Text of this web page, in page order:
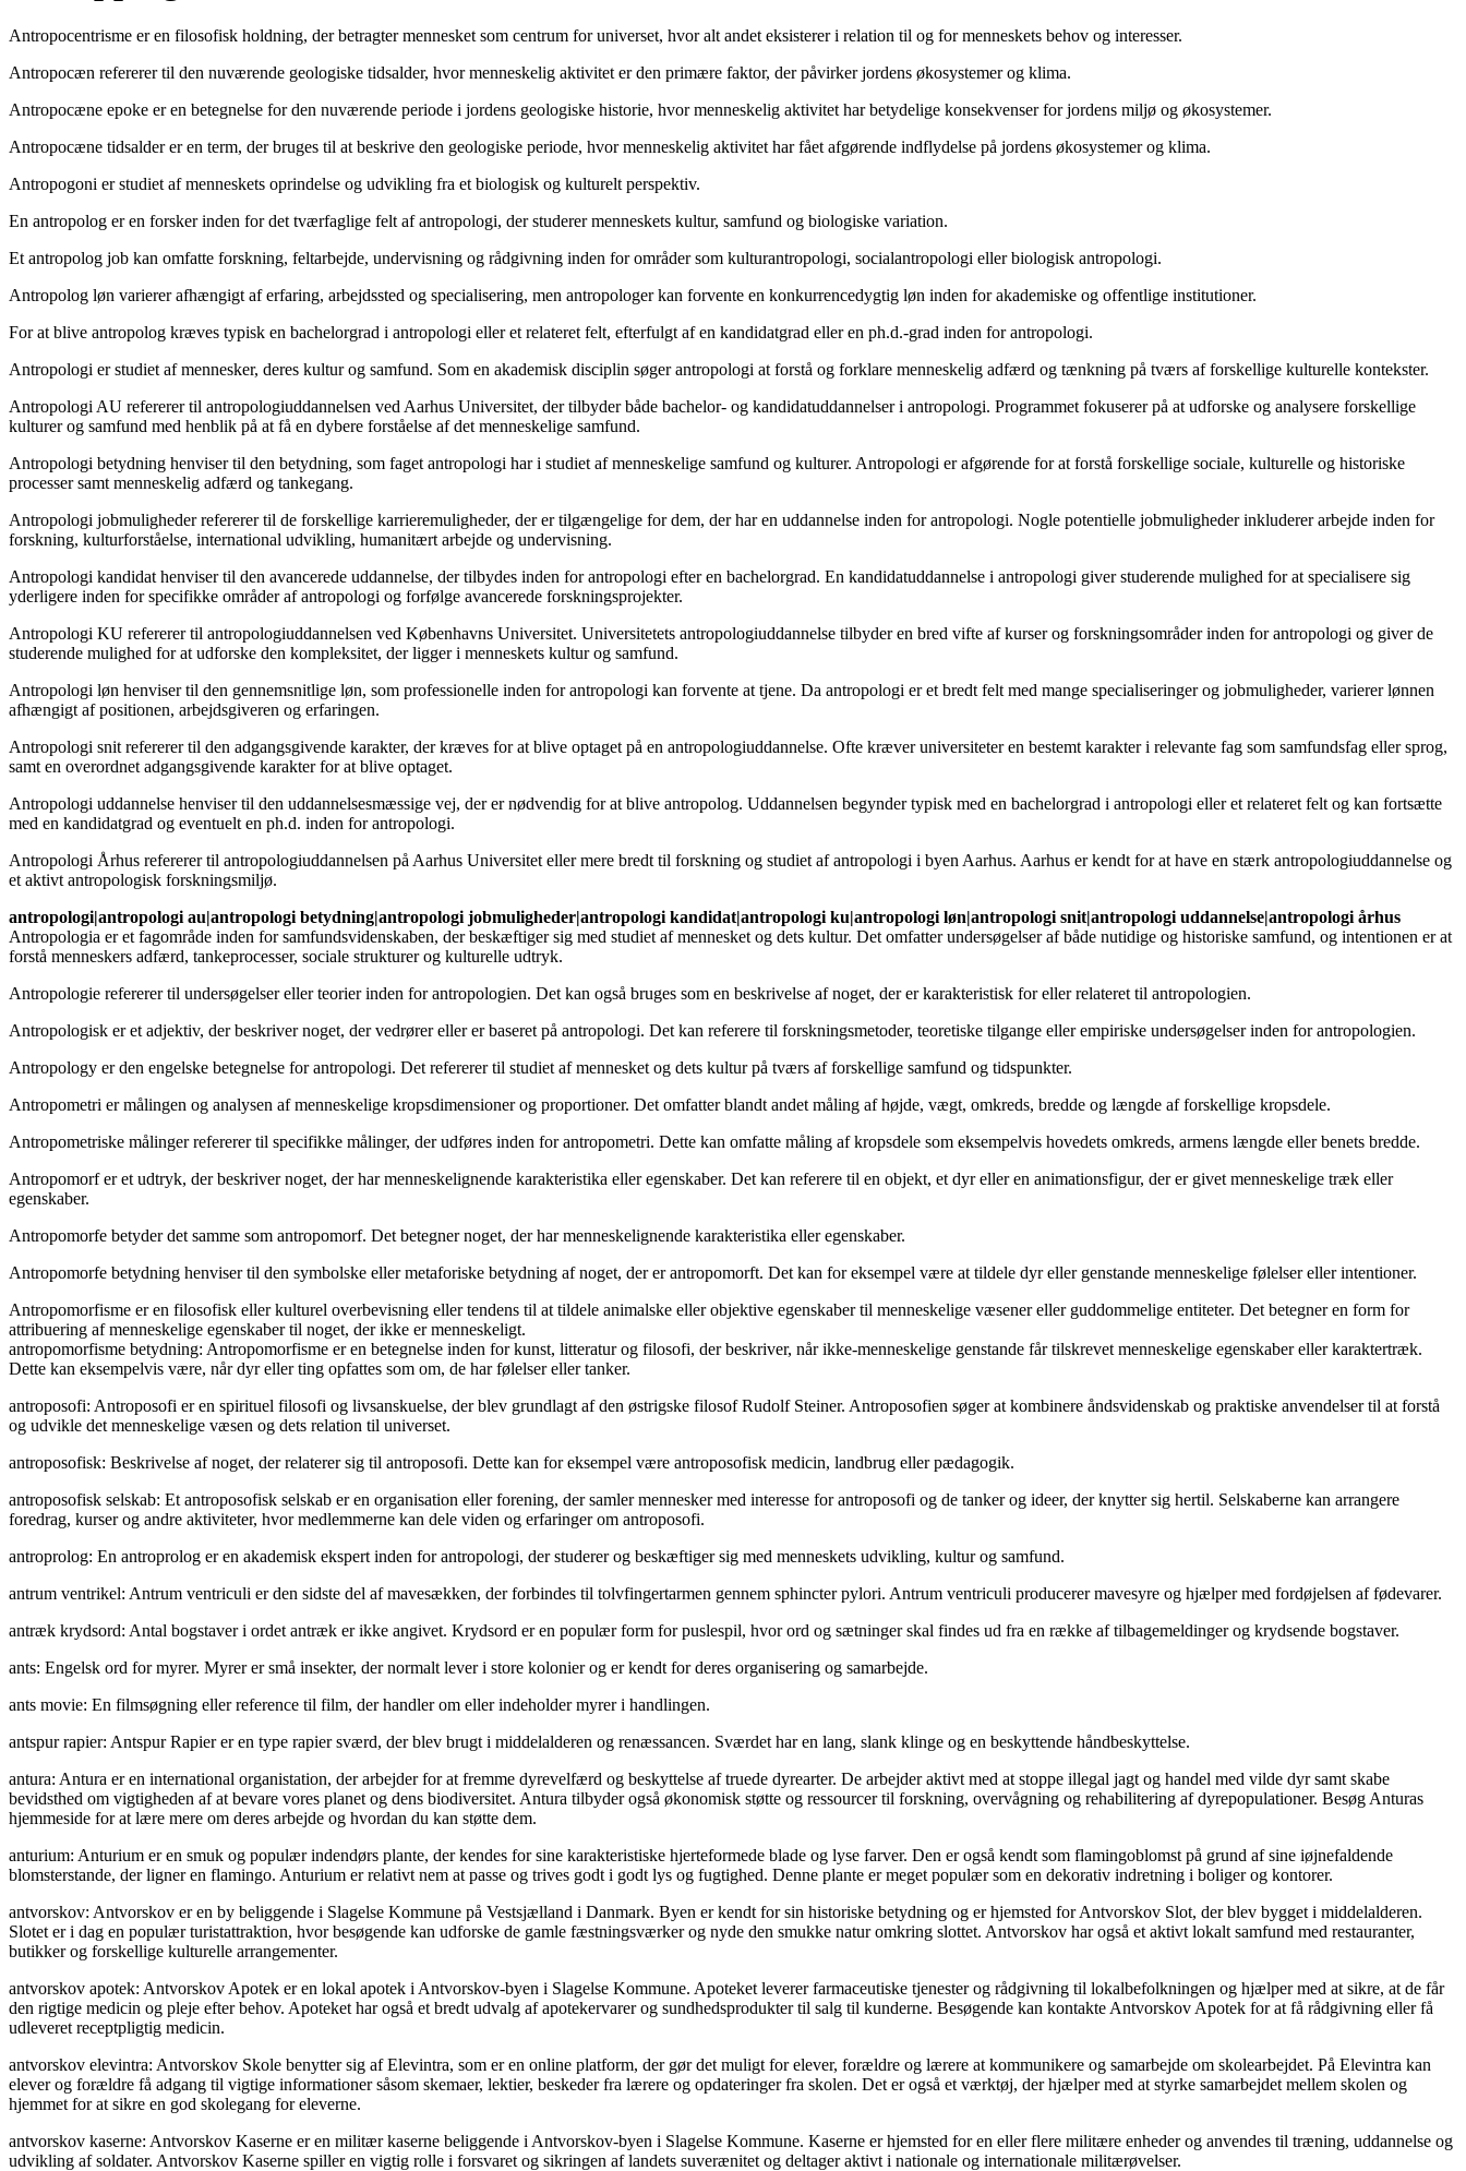
Antropocentrisme er en filosofisk holdning, der betragter mennesket som centrum for universet, hvor alt andet eksisterer i relation til og for menneskets behov og interesser.
Antropocæn refererer til den nuværende geologiske tidsalder, hvor menneskelig aktivitet er den primære faktor, der påvirker jordens økosystemer og klima.
Antropocæne epoke er en betegnelse for den nuværende periode i jordens geologiske historie, hvor menneskelig aktivitet har betydelige konsekvenser for jordens miljø og økosystemer.
Antropocæne tidsalder er en term, der bruges til at beskrive den geologiske periode, hvor menneskelig aktivitet har fået afgørende indflydelse på jordens økosystemer og klima.
Antropogoni er studiet af menneskets oprindelse og udvikling fra et biologisk og kulturelt perspektiv.
En antropolog er en forsker inden for det tværfaglige felt af antropologi, der studerer menneskets kultur, samfund og biologiske variation.
Et antropolog job kan omfatte forskning, feltarbejde, undervisning og rådgivning inden for områder som kulturantropologi, socialantropologi eller biologisk antropologi.
Antropolog løn varierer afhængigt af erfaring, arbejdssted og specialisering, men antropologer kan forvente en konkurrencedygtig løn inden for akademiske og offentlige institutioner.
For at blive antropolog kræves typisk en bachelorgrad i antropologi eller et relateret felt, efterfulgt af en kandidatgrad eller en ph.d.-grad inden for antropologi.
Antropologi er studiet af mennesker, deres kultur og samfund. Som en akademisk disciplin søger antropologi at forstå og forklare menneskelig adfærd og tænkning på tværs af forskellige kulturelle kontekster.
Antropologi AU refererer til antropologiuddannelsen ved Aarhus Universitet, der tilbyder både bachelor- og kandidatuddannelser i antropologi. Programmet fokuserer på at udforske og analysere forskellige
kulturer og samfund med henblik på at få en dybere forståelse af det menneskelige samfund.
Antropologi betydning henviser til den betydning, som faget antropologi har i studiet af menneskelige samfund og kulturer. Antropologi er afgørende for at forstå forskellige sociale, kulturelle og historiske
processer samt menneskelig adfærd og tankegang.
Antropologi jobmuligheder refererer til de forskellige karrieremuligheder, der er tilgængelige for dem, der har en uddannelse inden for antropologi. Nogle potentielle jobmuligheder inkluderer arbejde inden for
forskning, kulturforståelse, international udvikling, humanitært arbejde og undervisning.
Antropologi kandidat henviser til den avancerede uddannelse, der tilbydes inden for antropologi efter en bachelorgrad. En kandidatuddannelse i antropologi giver studerende mulighed for at specialisere sig
yderligere inden for specifikke områder af antropologi og forfølge avancerede forskningsprojekter.
Antropologi KU refererer til antropologiuddannelsen ved Københavns Universitet. Universitetets antropologiuddannelse tilbyder en bred vifte af kurser og forskningsområder inden for antropologi og giver de
studerende mulighed for at udforske den kompleksitet, der ligger i menneskets kultur og samfund.
Antropologi løn henviser til den gennemsnitlige løn, som professionelle inden for antropologi kan forvente at tjene. Da antropologi er et bredt felt med mange specialiseringer og jobmuligheder, varierer lønnen
afhængigt af positionen, arbejdsgiveren og erfaringen.
Antropologi snit refererer til den adgangsgivende karakter, der kræves for at blive optaget på en antropologiuddannelse. Ofte kræver universiteter en bestemt karakter i relevante fag som samfundsfag eller sprog,
samt en overordnet adgangsgivende karakter for at blive optaget.
Antropologi uddannelse henviser til den uddannelsesmæssige vej, der er nødvendig for at blive antropolog. Uddannelsen begynder typisk med en bachelorgrad i antropologi eller et relateret felt og kan fortsætte
med en kandidatgrad og eventuelt en ph.d. inden for antropologi.
Antropologi Århus refererer til antropologiuddannelsen på Aarhus Universitet eller mere bredt til forskning og studiet af antropologi i byen Aarhus. Aarhus er kendt for at have en stærk antropologiuddannelse og
et aktivt antropologisk forskningsmiljø.
antropologi|antropologi au|antropologi betydning|antropologi jobmuligheder|antropologi kandidat|antropologi ku|antropologi løn|antropologi snit|antropologi uddannelse|antropologi århus
Antropologia er et fagområde inden for samfundsvidenskaben, der beskæftiger sig med studiet af mennesket og dets kultur. Det omfatter undersøgelser af både nutidige og historiske samfund, og intentionen er at
forstå menneskers adfærd, tankeprocesser, sociale strukturer og kulturelle udtryk.
Antropologie refererer til undersøgelser eller teorier inden for antropologien. Det kan også bruges som en beskrivelse af noget, der er karakteristisk for eller relateret til antropologien.
Antropologisk er et adjektiv, der beskriver noget, der vedrører eller er baseret på antropologi. Det kan referere til forskningsmetoder, teoretiske tilgange eller empiriske undersøgelser inden for antropologien.
Antropology er den engelske betegnelse for antropologi. Det refererer til studiet af mennesket og dets kultur på tværs af forskellige samfund og tidspunkter.
Antropometri er målingen og analysen af menneskelige kropsdimensioner og proportioner. Det omfatter blandt andet måling af højde, vægt, omkreds, bredde og længde af forskellige kropsdele.
Antropometriske målinger refererer til specifikke målinger, der udføres inden for antropometri. Dette kan omfatte måling af kropsdele som eksempelvis hovedets omkreds, armens længde eller benets bredde.
Antropomorf er et udtryk, der beskriver noget, der har menneskelignende karakteristika eller egenskaber. Det kan referere til en objekt, et dyr eller en animationsfigur, der er givet menneskelige træk eller
egenskaber.
Antropomorfe betyder det samme som antropomorf. Det betegner noget, der har menneskelignende karakteristika eller egenskaber.
Antropomorfe betydning henviser til den symbolske eller metaforiske betydning af noget, der er antropomorft. Det kan for eksempel være at tildele dyr eller genstande menneskelige følelser eller intentioner.
Antropomorfisme er en filosofisk eller kulturel overbevisning eller tendens til at tildele animalske eller objektive egenskaber til menneskelige væsener eller guddommelige entiteter. Det betegner en form for
attribuering af menneskelige egenskaber til noget, der ikke er menneskeligt.
antropomorfisme betydning: Antropomorfisme er en betegnelse inden for kunst, litteratur og filosofi, der beskriver, når ikke-menneskelige genstande får tilskrevet menneskelige egenskaber eller karaktertræk.
Dette kan eksempelvis være, når dyr eller ting opfattes som om, de har følelser eller tanker.
antroposofi: Antroposofi er en spirituel filosofi og livsanskuelse, der blev grundlagt af den østrigske filosof Rudolf Steiner. Antroposofien søger at kombinere åndsvidenskab og praktiske anvendelser til at forstå
og udvikle det menneskelige væsen og dets relation til universet.
antroposofisk: Beskrivelse af noget, der relaterer sig til antroposofi. Dette kan for eksempel være antroposofisk medicin, landbrug eller pædagogik.
antroposofisk selskab: Et antroposofisk selskab er en organisation eller forening, der samler mennesker med interesse for antroposofi og de tanker og ideer, der knytter sig hertil. Selskaberne kan arrangere
foredrag, kurser og andre aktiviteter, hvor medlemmerne kan dele viden og erfaringer om antroposofi.
antroprolog: En antroprolog er en akademisk ekspert inden for antropologi, der studerer og beskæftiger sig med menneskets udvikling, kultur og samfund.
antrum ventrikel: Antrum ventriculi er den sidste del af mavesækken, der forbindes til tolvfingertarmen gennem sphincter pylori. Antrum ventriculi producerer mavesyre og hjælper med fordøjelsen af fødevarer.
antræk krydsord: Antal bogstaver i ordet antræk er ikke angivet. Krydsord er en populær form for puslespil, hvor ord og sætninger skal findes ud fra en række af tilbagemeldinger og krydsende bogstaver.
ants: Engelsk ord for myrer. Myrer er små insekter, der normalt lever i store kolonier og er kendt for deres organisering og samarbejde.
ants movie: En filmsøgning eller reference til film, der handler om eller indeholder myrer i handlingen.
antspur rapier: Antspur Rapier er en type rapier sværd, der blev brugt i middelalderen og renæssancen. Sværdet har en lang, slank klinge og en beskyttende håndbeskyttelse.
antura: Antura er en international organistation, der arbejder for at fremme dyrevelfærd og beskyttelse af truede dyrearter. De arbejder aktivt med at stoppe illegal jagt og handel med vilde dyr samt skabe
bevidsthed om vigtigheden af at bevare vores planet og dens biodiversitet. Antura tilbyder også økonomisk støtte og ressourcer til forskning, overvågning og rehabilitering af dyrepopulationer. Besøg Anturas
hjemmeside for at lære mere om deres arbejde og hvordan du kan støtte dem.
anturium: Anturium er en smuk og populær indendørs plante, der kendes for sine karakteristiske hjerteformede blade og lyse farver. Den er også kendt som flamingoblomst på grund af sine iøjnefaldende
blomsterstande, der ligner en flamingo. Anturium er relativt nem at passe og trives godt i godt lys og fugtighed. Denne plante er meget populær som en dekorativ indretning i boliger og kontorer.
antvorskov: Antvorskov er en by beliggende i Slagelse Kommune på Vestsjælland i Danmark. Byen er kendt for sin historiske betydning og er hjemsted for Antvorskov Slot, der blev bygget i middelalderen.
Slotet er i dag en populær turistattraktion, hvor besøgende kan udforske de gamle fæstningsværker og nyde den smukke natur omkring slottet. Antvorskov har også et aktivt lokalt samfund med restauranter,
butikker og forskellige kulturelle arrangementer.
antvorskov apotek: Antvorskov Apotek er en lokal apotek i Antvorskov-byen i Slagelse Kommune. Apoteket leverer farmaceutiske tjenester og rådgivning til lokalbefolkningen og hjælper med at sikre, at de får
den rigtige medicin og pleje efter behov. Apoteket har også et bredt udvalg af apotekervarer og sundhedsprodukter til salg til kunderne. Besøgende kan kontakte Antvorskov Apotek for at få rådgivning eller få
udleveret receptpligtig medicin.
antvorskov elevintra: Antvorskov Skole benytter sig af Elevintra, som er en online platform, der gør det muligt for elever, forældre og lærere at kommunikere og samarbejde om skolearbejdet. På Elevintra kan
elever og forældre få adgang til vigtige informationer såsom skemaer, lektier, beskeder fra lærere og opdateringer fra skolen. Det er også et værktøj, der hjælper med at styrke samarbejdet mellem skolen og
hjemmet for at sikre en god skolegang for eleverne.
antvorskov kaserne: Antvorskov Kaserne er en militær kaserne beliggende i Antvorskov-byen i Slagelse Kommune. Kaserne er hjemsted for en eller flere militære enheder og anvendes til træning, uddannelse og
udvikling af soldater. Antvorskov Kaserne spiller en vigtig rolle i forsvaret og sikringen af landets suverænitet og deltager aktivt i nationale og internationale militærøvelser.